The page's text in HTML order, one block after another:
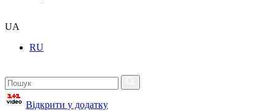
UA
RU
Відкрити у додатку